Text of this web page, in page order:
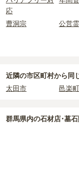
・
：お墓の
ます。
正確な費用は、区画
必ず確認することをお
現地への見学が難しい
内を取り寄せることが
上住んでいるなどが挙
条件を満たさない場合
め、事前の確認が重要
契約条件の詳細は、
応
曹洞宗 公営
近隣の市区町村から同
太田市
邑楽町
群馬県内の石材店･墓